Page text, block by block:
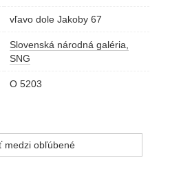
vľavo dole Jakoby 67
Slovenská národná galéria,
SNG
O 5203
medzi obľúbené